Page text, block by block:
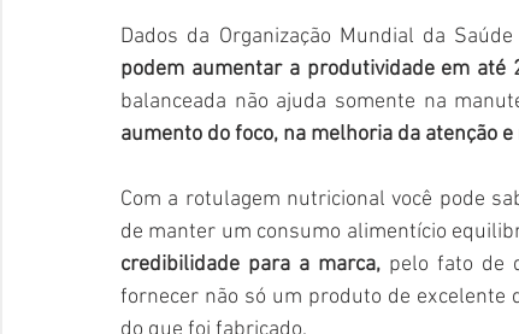
Dados da Organização Mundial da
podem aumentar a produtividade em até
balanceada não ajuda somente na
aumento do foco, na melhoria da atenção
Com a rotulagem nutricional você pode
de manter um consumo alimentício
credibilidade para a marca, pelo fato de
fornecer não só um produto de excelente